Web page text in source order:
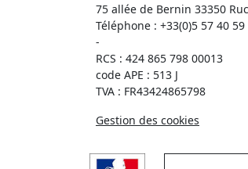
75 allée de Bernin 33350
Téléphone : +33(0)5 57 40 59
-
RCS : 424 865 798 00013
code APE : 513 J
TVA : FR43424865798
Gestion des cookies